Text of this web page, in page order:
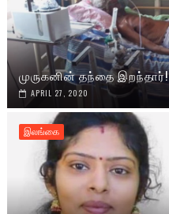
முருகனின் தந்தை இறந்தார்!
APRIL 27, 2020
இலங்கை